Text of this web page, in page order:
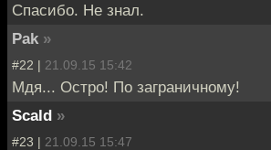
Спасибо. Не знал.
Pak »
#22 | 21.09.15 15:42
Мдя... Остро! По заграничному!
Scald »
#23 | 21.09.15 15:47